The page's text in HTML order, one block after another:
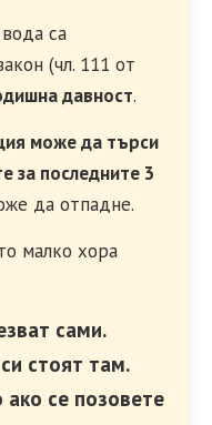
са
(чл. 111 от
давност.
може да търси
за последните 3
да отпадне.
малко хора
сами.
стоят там.
се позовете